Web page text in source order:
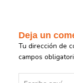
Deja un
Tu dirección de
campos